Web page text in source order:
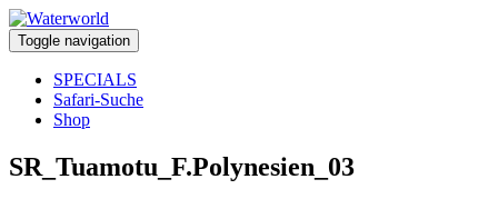
Toggle navigation
SPECIALS
Safari-Suche
Shop
SR_Tuamotu_F.Polynesien_03